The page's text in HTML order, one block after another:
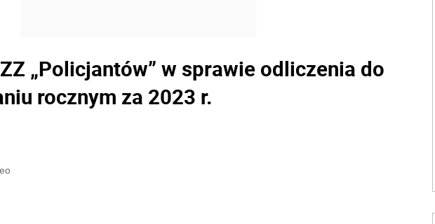
„Policjantów” w sprawie odliczenia do
rocznym za 2023 r.